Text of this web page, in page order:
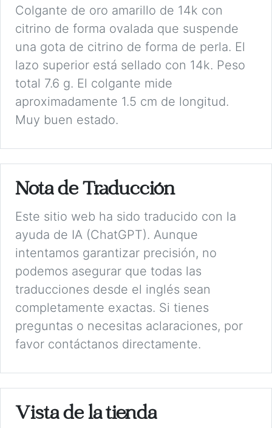
Colgante de oro amarillo de 14k con
citrino de forma ovalada que suspende
una gota de citrino de forma de perla. El
lazo superior está sellado con 14k. Peso
total 7.6 g. El colgante mide
aproximadamente 1.5 cm de longitud.
Muy buen estado.
Nota de Traducción
Este sitio web ha sido traducido con la
ayuda de IA (ChatGPT). Aunque
intentamos garantizar precisión, no
podemos asegurar que todas las
traducciones desde el inglés sean
completamente exactas. Si tienes
preguntas o necesitas aclaraciones, por
favor contáctanos directamente.
Vista de la tienda